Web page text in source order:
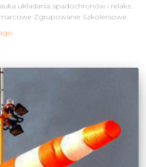
układania spadochronów i relaks.
Zgrupowanie Szkoleniowe.